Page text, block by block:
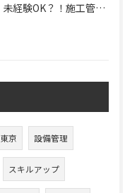
未経験OK？！施工管理の求人について
東京 設備管理
スキルアップ